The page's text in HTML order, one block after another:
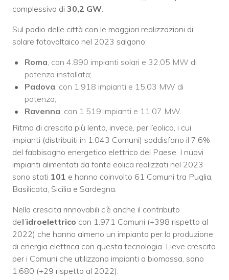
complessiva di 30,2 GW.
Sul podio delle città con le maggiori realizzazioni di
solare fotovoltaico nel 2023 salgono:
Roma, con 4.890 impianti solari e 32,05 MW di
potenza installata;
Padova, con 1.918 impianti e 15,03 MW di
potenza;
Ravenna, con 1.519 impianti e 11,07 MW.
Ritmo di crescita più lento, invece, per l’eolico, i cui
impianti (distribuiti in 1.043 Comuni) soddisfano il 7,6%
del fabbisogno energetico elettrico del Paese. I nuovi
impianti alimentati da fonte eolica realizzati nel 2023
sono stati 101 e hanno coinvolto 61 Comuni tra Puglia,
Basilicata, Sicilia e Sardegna.
Nella crescita rinnovabili c’è anche il contributo
dell’idroelettrico con 1.971 Comuni (+398 rispetto al
2022) che hanno almeno un impianto per la produzione
di energia elettrica con questa tecnologia. Lieve crescita
per i Comuni che utilizzano impianti a biomassa, sono
1.680 (+29 rispetto al 2022).